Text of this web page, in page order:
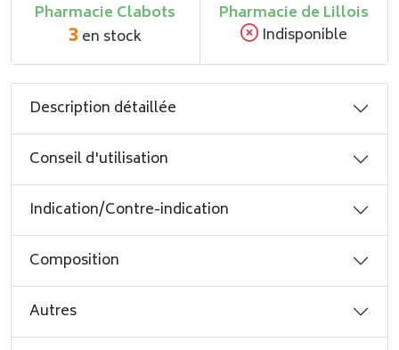
Pharmacie Clabots
3en stock
Pharmacie de Lillois
Indisponible
Description détaillée
Conseil d'utilisation
Indication/Contre-indication
Composition
Autres